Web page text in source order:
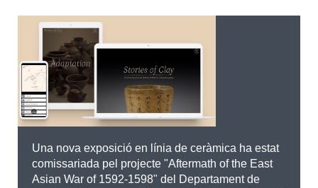
English Español
CERCAR
Una nova exposició en línia de ceràmica ha estat
comissariada pel projecte "Aftermath of the East
Asian War of 1592-1598" del Departament de